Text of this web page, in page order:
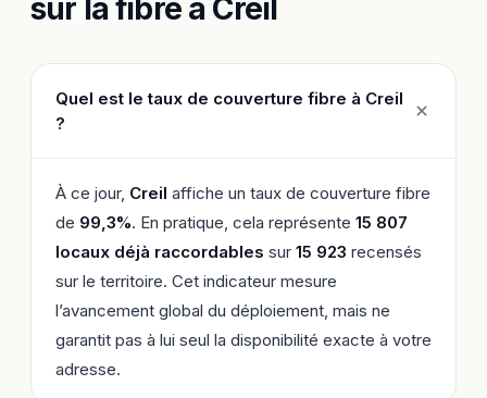
sur la fibre à Creil
Quel est le taux de couverture fibre à Creil
?
À ce jour, Creil affiche un taux de couverture fibre
de 99,3%. En pratique, cela représente 15 807
locaux déjà raccordables sur 15 923 recensés
sur le territoire. Cet indicateur mesure
l’avancement global du déploiement, mais ne
garantit pas à lui seul la disponibilité exacte à votre
adresse.